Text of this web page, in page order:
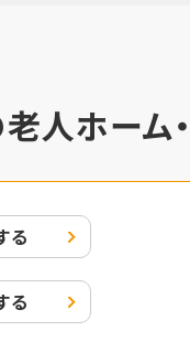
人ホーム
る
る